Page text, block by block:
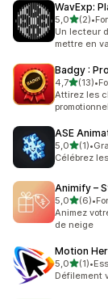
WavExp:
5,0étoile(s)
(2)
2 avis au•
Un lecteur
mettre en
Badgy :
4,7étoile(s)
(13)
13 avis au
•
Attirez les
ASE
5,0étoile(s)
(1)
1 avis au•
Célébrez
Animify –
5,0étoile(s)
(6)
6 avis au•
Animez
de neige
Motion
5,0étoile(s)
(1)
1 avis au•
Défilement